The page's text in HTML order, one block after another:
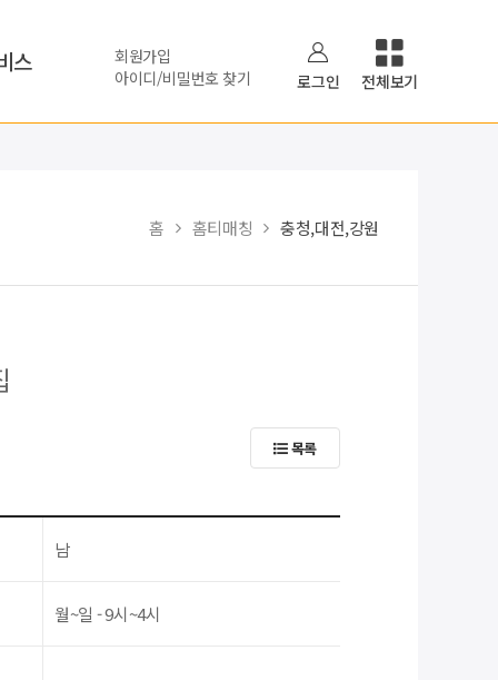
스
회원가입
아이디/비밀번호 찾기
로그인 전체보기
홈 홈티매칭 충청,대전,강원
목록
남
월~일 - 9시~4시